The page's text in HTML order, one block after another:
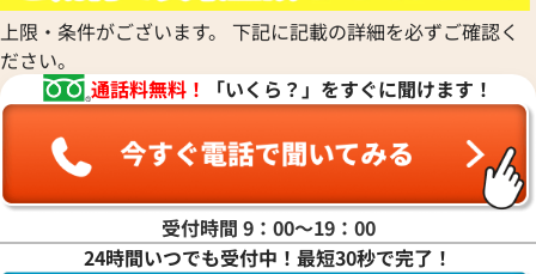
上限・条件がございます。 下記に記載の詳細を必ずご確認く
ださい。
通話料無料！
「いくら？」をすぐに聞けます！
受付時間 9：00〜19：00
24時間いつでも受付中！最短30秒で完了！